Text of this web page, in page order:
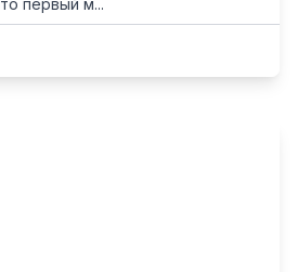
первый м...